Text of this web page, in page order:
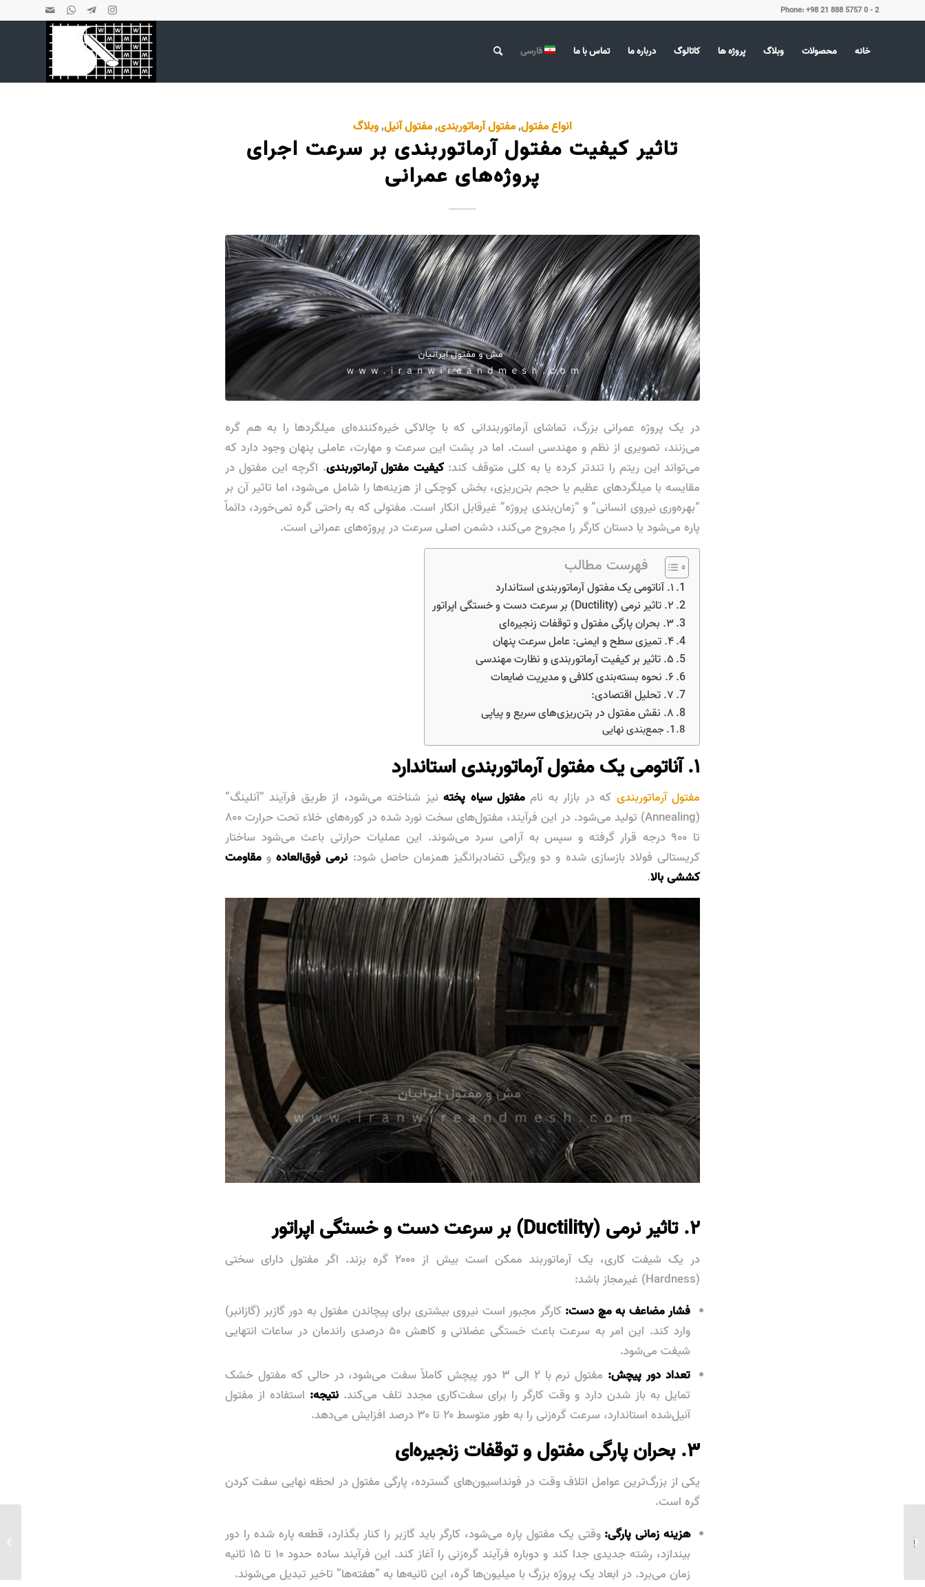
Phone: +98 21 888 5757 0 - 2
خانه محصولات وبلاگ پروژه ها کاتالوگ درباره ما تماس با ما فارسی
انواع مفتول,مفتول آرماتوربندی,مفتول آنیل,وبلاگ
تاثیر کیفیت مفتول آرماتوربندی بر سرعت اجرای
پروژه‌های عمرانی
در یک پروژه عمرانی بزرگ، تماشای آرماتوربندانی که با چالاکی خیره‌کننده‌ای میلگردها را به هم گره
می‌زنند، تصویری از نظم و مهندسی است. اما در پشت این سرعت و مهارت، عاملی پنهان وجود دارد که
می‌تواند این ریتم را تندتر کرده یا به کلی متوقف کند:کیفیت مفتول آرماتوربندی. اگرچه این مفتول در
مقایسه با میلگردهای عظیم یا حجم بتن‌ریزی، بخش کوچکی از هزینه‌ها را شامل می‌شود، اما تاثیر آن بر
“بهره‌وری نیروی انسانی” و “زمان‌بندی پروژه” غیرقابل انکار است. مفتولی که به راحتی گره نمی‌خورد، دائماً
پاره می‌شود یا دستان کارگر را مجروح می‌کند، دشمن اصلی سرعت در پروژه‌های عمرانی است.
فهرست مطالب
۱. آناتومی یک مفتول آرماتوربندی استاندارد
۲. تاثیر نرمی (Ductility) بر سرعت دست و خستگی اپراتور
۳. بحران پارگی مفتول و توقفات زنجیره‌ای
۴. تمیزی سطح و ایمنی: عامل سرعت پنهان
۵. تاثیر بر کیفیت آرماتوربندی و نظارت مهندسی
۶. نحوه بسته‌بندی کلافی و مدیریت ضایعات
۷. تحلیل اقتصادی:
۸. نقش مفتول در بتن‌ریزی‌های سریع و پیاپی
جمع‌بندی نهایی
۱. آناتومی یک مفتول آرماتوربندی استاندارد
مفتول آرماتوربندی که در بازار به ناممفتول سیاه پختهنیز شناخته می‌شود، از طریق فرآیند “آنلینگ”
(Annealing) تولید می‌شود. در این فرآیند، مفتول‌های سخت نورد شده در کوره‌های خلاء تحت حرارت ۸۰۰
تا ۹۰۰ درجه قرار گرفته و سپس به آرامی سرد می‌شوند. این عملیات حرارتی باعث می‌شود ساختار
کریستالی فولاد بازسازی شده و دو ویژگی تضادبرانگیز همزمان حاصل شود: نرمی فوق‌العادهو مقاومت
کششی بالا.
۲. تاثیر نرمی (Ductility) بر سرعت دست و خستگی اپراتور
در یک شیفت کاری، یک آرماتوربند ممکن است بیش از ۲۰۰۰ گره بزند. اگر مفتول دارای سختی
(Hardness) غیرمجاز باشد:
فشار مضاعف به مچ دست: کارگر مجبور است نیروی بیشتری برای پیچاندن مفتول به دور گازبر (گازانبر)
وارد کند. این امر به سرعت باعث خستگی عضلانی و کاهش ۵۰ درصدی راندمان در ساعات انتهایی
شیفت می‌شود.
تعداد دور پیچش:
مفتول نرم با ۲ الی ۳ دور پیچش کاملاً سفت می‌شود، در حالی که مفتول خشک
تمایل به باز شدن دارد و وقت کارگر را برای سفت‌کاری مجدد تلف می‌کند. نتیجه: استفاده از مفتول
آنیل‌شده استاندارد، سرعت گره‌زنی را به طور متوسط ۲۰ تا ۳۰ درصد افزایش می‌دهد.
۳. بحران پارگی مفتول و توقفات زنجیره‌ای
یکی از بزرگ‌ترین عوامل اتلاف وقت در فونداسیون‌های گسترده، پارگی مفتول در لحظه نهایی سفت کردن
گره است.
هزینه زمانی پارگی: وقتی یک مفتول پاره می‌شود، کارگر باید گازبر را کنار بگذارد، قطعه پاره شده را دور
بیندازد، رشته جدیدی جدا کند و دوباره فرآیند گره‌زنی را آغاز کند. این فرآیند ساده حدود ۱۰ تا ۱۵ ثانیه
زمان می‌برد. در ابعاد یک پروژه بزرگ با میلیون‌ها گره، این ثانیه‌ها به “هفته‌ها” تاخیر تبدیل می‌شوند.